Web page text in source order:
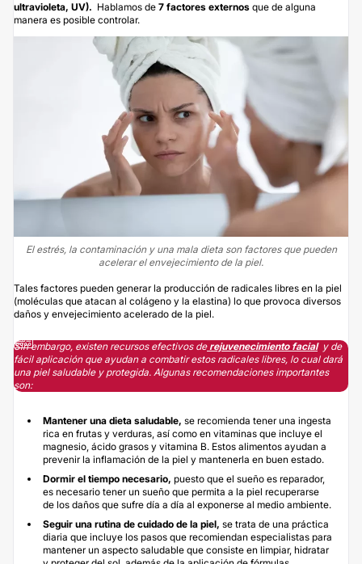
ultravioleta, UV). Hablamos de 7 factores externos que de alguna
manera es posible controlar.
El estrés, la contaminación y una mala dieta son factores que pueden
acelerar el envejecimiento de la piel.
Tales factores pueden generar la producción de radicales libres en la piel
(moléculas que atacan al colágeno y la elastina) lo que provoca diversos
daños y envejecimiento acelerado de la piel.
Sin embargo, existen recursos efectivos derejuvenecimiento facialy de
fácil aplicación que ayudan a combatir estos radicales libres, lo cual dará
una piel saludable y protegida. Algunas recomendaciones importantes
son:
Mantener una dieta saludable, se recomienda tener una ingesta
rica en frutas y verduras, así como en vitaminas que incluye el
magnesio, ácido grasos y vitamina B. Estos alimentos ayudan a
prevenir la inflamación de la piel y mantenerla en buen estado.
Dormir el tiempo necesario, puesto que el sueño es reparador,
es necesario tener un sueño que permita a la piel recuperarse
de los daños que sufre día a día al exponerse al medio ambiente.
Seguir una rutina de cuidado de la piel, se trata de una práctica
diaria que incluye los pasos que recomiendan especialistas para
mantener un aspecto saludable que consiste en limpiar, hidratar